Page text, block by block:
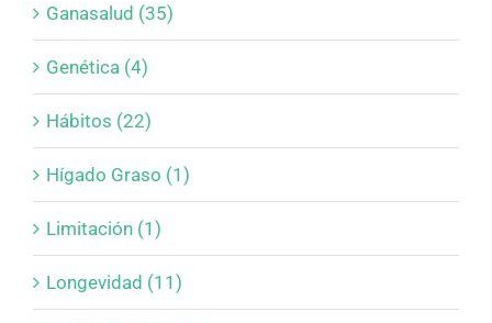
Ganasalud (35)
Genética (4)
Hábitos (22)
Hígado Graso (1)
Limitación (1)
Longevidad (11)